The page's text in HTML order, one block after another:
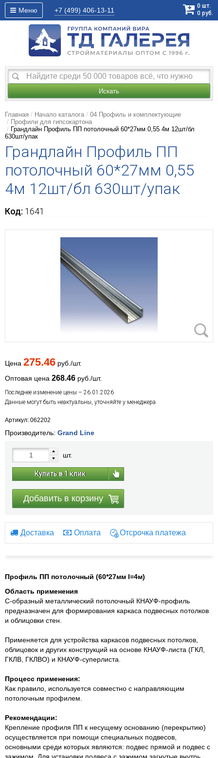
Меню +7 (499) 406-13-11
0 шт.
0 руб.
Искать
Главная Начало каталога
04 Профиль и комплектующие
Профили для гипсокартона
Грандлайн Профиль ПП потолочный 60*27мм 0,55 4м 12шт/бл
630шт/упак
Грандлайн Профиль ПП
потолочный 60*27мм 0,55
4м 12шт/бл 630шт/упак
Код: 1641
Цена 275.46 руб./шт.
Оптовая цена 268.46 руб./шт.
Последнее изменение цены – 26.01.2026
Данные могут быть неактуальны, уточняйте у менеджера
Артикул: 062202
Производитель: Grand Line
шт.
Купить в 1 клик
Добавить в корзину
Доставка Оплата Отсрочка платежа
Профиль ПП потолочный (60*27мм l=4м)
Область применения
С-образный металлический потолочный КНАУФ-профиль
предназначен для формирования каркаса подвесных потолков
и облицовки стен.
Применяется для устройства каркасов подвесных потолков,
облицовок и других конструкций на основе КНАУФ-листа (ГКЛ,
ГКЛВ, ГКЛВО) и КНАУФ-суперлиста.
Процесс применения:
Как правило, используется совместно с направляющим
потолочным профилем.
Рекомендации:
Крепление профиля ПП к несущему основанию (перекрытию)
осуществляется при помощи специальных подвесов,
основными среди которых являются: подвес прямой и подвес с